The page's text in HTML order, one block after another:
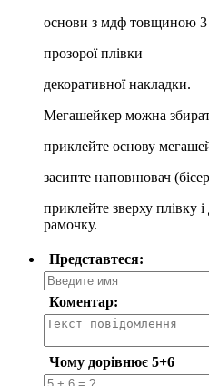
основи з мдф товщиною
прозорої плівки
декоративної накладки.
Мегашейкер можна
приклейте основу
засипте наповнювач
приклейте зверху плівку
рамочку.
Представтеся:
Коментар:
Чому дорівнює 5+6